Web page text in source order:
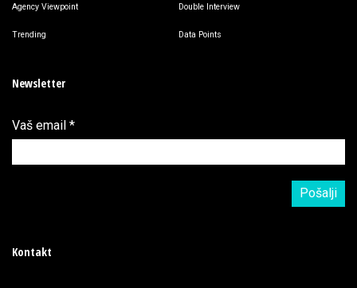
Agency Viewpoint Double Interview
Trending Data Points
Newsletter
Vaš email *
Kontakt